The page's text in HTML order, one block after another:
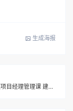
生成海报
建筑工程项目经理管理课 建筑项目工程管理能力提升培训视频教程